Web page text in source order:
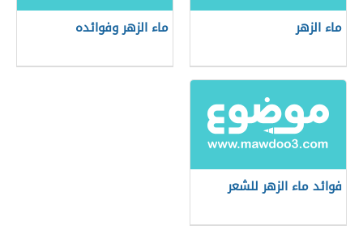
ماء الزهر ماء الزهر وفوائده
فوائد ماء الزهر للشعر